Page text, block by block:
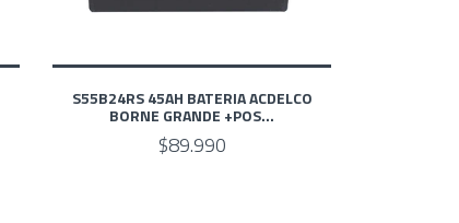
S55B24RS 45AH BATERIA ACDELCO
BORNE GRANDE +POS...
$89.990